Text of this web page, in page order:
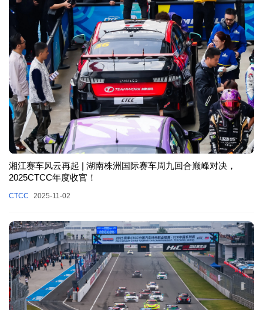
湘江赛车风云再起 | 湖南株洲国际赛车周九回合巅峰对决，
2025CTCC年度收官！
CTCC 2025-11-02